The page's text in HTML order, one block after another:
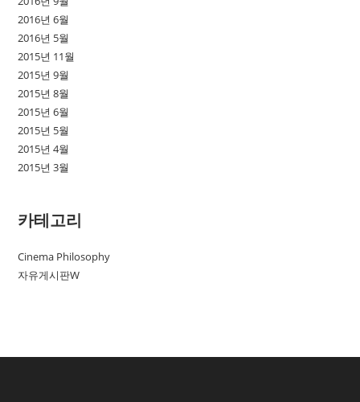
2016년 6월
2016년 5월
2015년 11월
2015년 9월
2015년 8월
2015년 6월
2015년 5월
2015년 4월
2015년 3월
카테고리
Cinema Philosophy
자유게시판W